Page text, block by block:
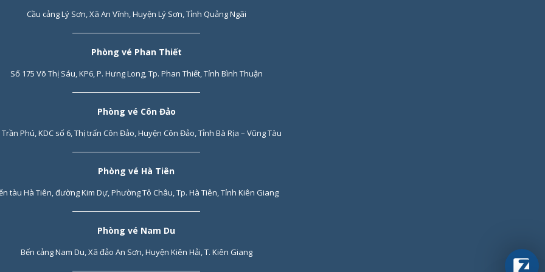
Cầu cảng Lý Sơn, Xã An Vĩnh, Huyện Lý Sơn, Tỉnh Quảng Ngãi
Phòng vé Phan Thiết
Số 175 Võ Thị Sáu, KP6, P. Hưng Long, Tp. Phan Thiết, Tỉnh Bình Thuận
Phòng vé Côn Đảo
Trần Phú, KDC số 6, Thị trấn Côn Đảo, Huyện Côn Đảo, Tỉnh Bà Rịa – Vũng Tàu
Phòng vé Hà Tiên
tàu Hà Tiên, đường Kim Dự, Phường Tô Châu, Tp. Hà Tiên, Tỉnh Kiên Giang
Phòng vé Nam Du
Bến cảng Nam Du, Xã đảo An Sơn, Huyện Kiên Hải, T. Kiên Giang